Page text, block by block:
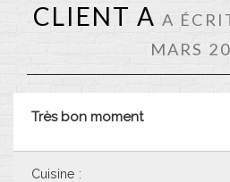
CLIENT A A
MARS
Très bon moment
Cuisine :